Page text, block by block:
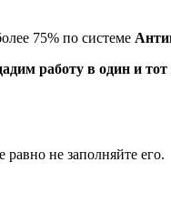
75% по системе
работу в один и тот
не заполняйте его.